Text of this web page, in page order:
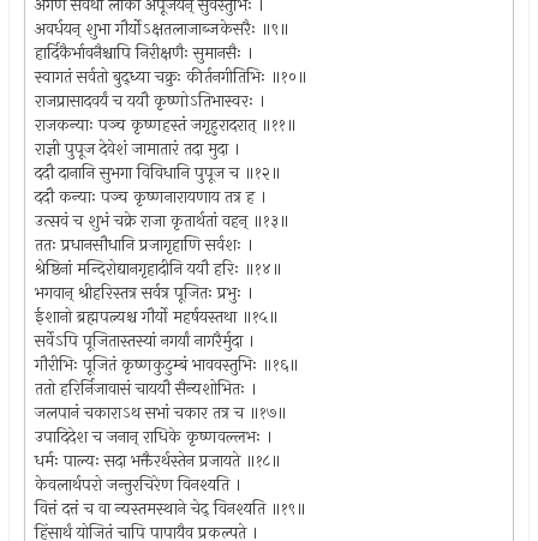
अवर्धयन् शुभा गौर्योऽक्षतलाजाब्जकेसरैः ॥९॥
हार्दिकैर्भावनैश्चापि निरीक्षणैः सुमानसैः ।
स्वागतं सर्वतो बुद्ध्या चक्रुः कीर्तनगीतिभिः ॥१०॥
राजप्रासादवर्यं च ययौ कृष्णोऽतिभास्वरः ।
राजकन्याः पञ्च कृष्णहस्तं जगृहुरादरात् ॥११॥
राज्ञी पुपूज देवेशं जामातारं तदा मुदा ।
ददौ दानानि सुभगा विविधानि पुपूज च ॥१२॥
ददौ कन्याः पञ्च कृष्णनारायणाय तत्र ह ।
उत्सवं च शुभं चक्रे राजा कृतार्थतां वहन् ॥१३॥
ततः प्रधानसौधानि प्रजागृहाणि सर्वशः ।
श्रेष्ठिनां मन्दिरोद्यानगृहादीनि ययौ हरिः ॥१४॥
भगवान् श्रीहरिस्तत्र सर्वत्र पूजितः प्रभुः ।
ईशानो ब्रह्मपत्न्यश्च गौर्यो महर्षयस्तथा ॥१५॥
सर्वेऽपि पूजितास्तस्यां नगर्यां नागरैर्मुदा ।
गौरीभिः पूजितं कृष्णकुटुम्बं भाववस्तुभिः ॥१६॥
ततो हरिर्निजावासं चाययौ सैन्यशोभितः ।
जलपानं चकाराऽथ सभां चकार तत्र च ॥१७॥
उपादिदेश च जनान् राधिके कृष्णवल्लभः ।
धर्मः पाल्यः सदा भक्तैरर्थस्तेन प्रजायते ॥१८॥
केवलार्थपरो जन्तुरचिरेण विनश्यति ।
वित्तं दत्तं च वा न्यस्तमस्थाने चेद् विनश्यति ॥१९॥
हिंसार्थं योजितं चापि पापायैव प्रकल्पते ।